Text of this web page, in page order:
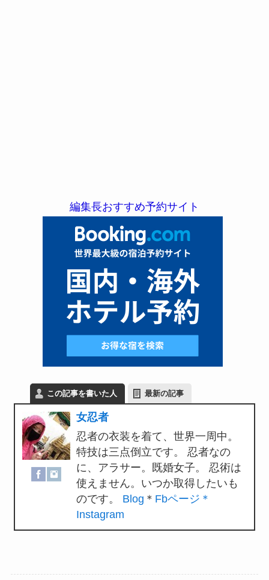
編集長おすすめ予約サイト
この記事を書いた人 最新の記事
女忍者
忍者の衣装を着て、世界一周中。
特技は三点倒立です。 忍者なの
に、アラサー。既婚女子。 忍術は
使えません。いつか取得したいも
のです。 Blog ＊ Fbページ ＊
Instagram